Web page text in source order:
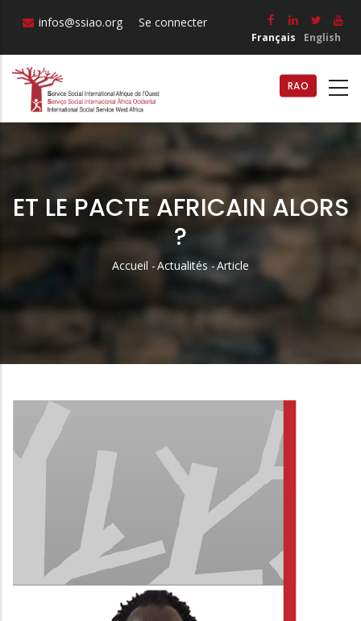
principal
infos@ssiao.org Se connecter
Français English
RAO
ET LE PACTE AFRICAIN ALORS
?
Fil
D'Ariane
Accueil -Actualités -Article